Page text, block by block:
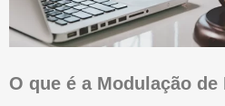
O que é a Modulação de